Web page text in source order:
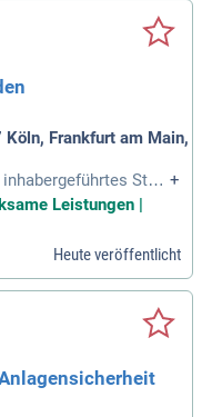
Köln, Frankfurt am Main,
Stahl
anspruchsv
Bereichen Stahl- u
+
Leistungen |
Heute veröffentlicht